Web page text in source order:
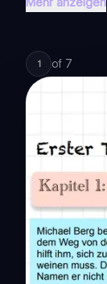
1 of 7